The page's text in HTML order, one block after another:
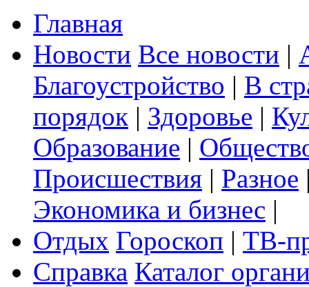
Главная
Новости Все новости |
Благоустройство | В
порядок | Здоровье |
Образование |
Происшествия | Разное
Экономика и бизнес |
Отдых Гороскоп | ТВ-
Справка Каталог